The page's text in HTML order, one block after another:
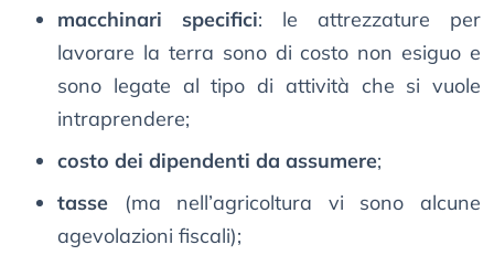
macchinari specifici: le attrezzature per
lavorare la terra sono di costo non esiguo e
sono legate al tipo di attività che si vuole
intraprendere;
costo dei dipendenti da assumere;
tasse (ma nell’agricoltura vi sono alcune
agevolazioni fiscali);